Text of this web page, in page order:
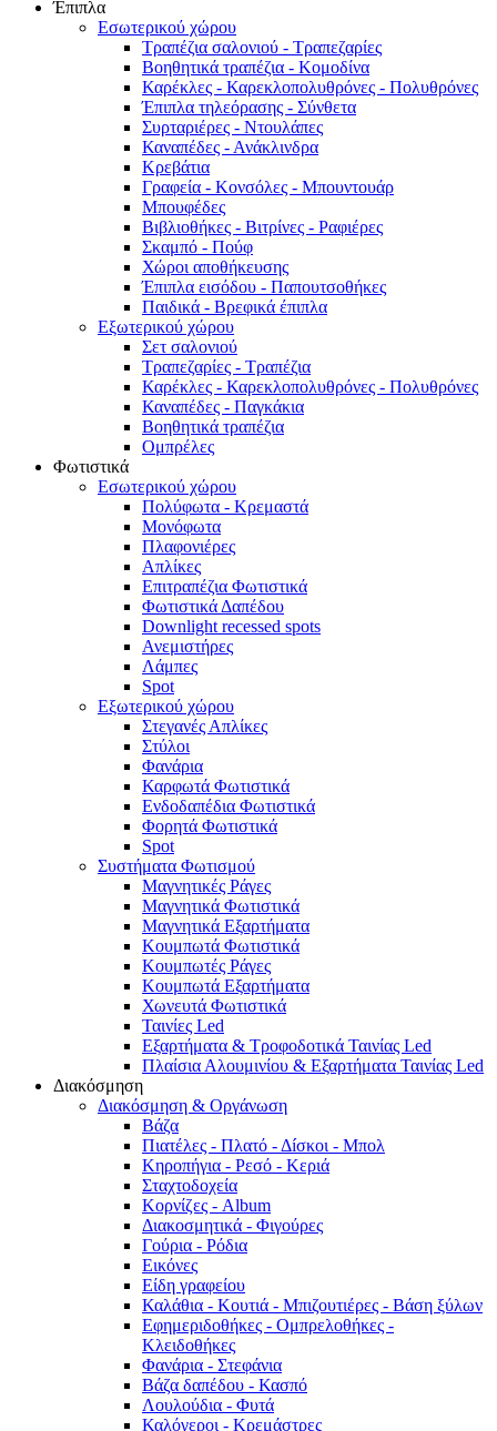
Έπιπλα
Εσωτερικού χώρου
Τραπέζια σαλονιού - Τραπεζαρίες
Βοηθητικά τραπέζια - Κομοδίνα
Καρέκλες - Καρεκλοπολυθρόνες - Πολυθρόνες
Έπιπλα τηλεόρασης - Σύνθετα
Συρταριέρες - Ντουλάπες
Καναπέδες - Ανάκλινδρα
Κρεβάτια
Γραφεία - Κονσόλες - Μπουντουάρ
Μπουφέδες
Βιβλιοθήκες - Βιτρίνες - Ραφιέρες
Σκαμπό - Πούφ
Χώροι αποθήκευσης
Έπιπλα εισόδου - Παπουτσοθήκες
Παιδικά - Βρεφικά έπιπλα
Εξωτερικού χώρου
Σετ σαλονιού
Τραπεζαρίες - Τραπέζια
Καρέκλες - Καρεκλοπολυθρόνες - Πολυθρόνες
Καναπέδες - Παγκάκια
Βοηθητικά τραπέζια
Ομπρέλες
Φωτιστικά
Εσωτερικού χώρου
Πολύφωτα - Κρεμαστά
Μονόφωτα
Πλαφονιέρες
Απλίκες
Επιτραπέζια Φωτιστικά
Φωτιστικά Δαπέδου
Downlight recessed spots
Ανεμιστήρες
Λάμπες
Spot
Εξωτερικού χώρου
Στεγανές Απλίκες
Στύλοι
Φανάρια
Καρφωτά Φωτιστικά
Ενδοδαπέδια Φωτιστικά
Φορητά Φωτιστικά
Spot
Συστήματα Φωτισμού
Μαγνητικές Ράγες
Μαγνητικά Φωτιστικά
Μαγνητικά Εξαρτήματα
Κουμπωτά Φωτιστικά
Κουμπωτές Ράγες
Κουμπωτά Εξαρτήματα
Χωνευτά Φωτιστικά
Ταινίες Led
Εξαρτήματα & Τροφοδοτικά Ταινίας Led
Πλαίσια Αλουμινίου & Εξαρτήματα Ταινίας Led
Διακόσμηση
Διακόσμηση & Οργάνωση
Βάζα
Πιατέλες - Πλατό - Δíσκοι - Μπολ
Κηροπήγια - Ρεσό - Κεριά
Σταχτοδοχεία
Κορνίζες - Album
Διακοσμητικά - Φιγούρες
Γούρια - Ρόδια
Εικόνες
Είδη γραφείου
Καλάθια - Κουτιά - Μπιζουτιέρες - Βάση ξύλων
Εφημεριδοθήκες - Ομπρελοθήκες -
Κλειδοθήκες
Φανάρια - Στεφάνια
Βάζα δαπέδου - Κασπό
Λουλούδια - Φυτά
Καλόγεροι - Κρεμάστρες